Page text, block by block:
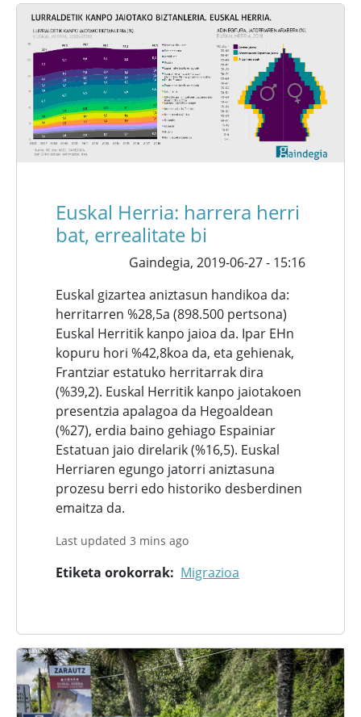
Euskal Herria: harrera herri
bat, errealitate bi
Gaindegia, 2019-06-27 - 15:16
Euskal gizartea aniztasun handikoa da:
herritarren %28,5a (898.500 pertsona)
Euskal Herritik kanpo jaioa da. Ipar EHn
kopuru hori %42,8koa da, eta gehienak,
Frantziar estatuko herritarrak dira
(%39,2). Euskal Herritik kanpo jaiotakoen
presentzia apalagoa da Hegoaldean
(%27), erdia baino gehiago Espainiar
Estatuan jaio direlarik (%16,5). Euskal
Herriaren egungo jatorri aniztasuna
prozesu berri edo historiko desberdinen
emaitza da.
Last updated 3 mins ago
Etiketa orokorrak Migrazioa